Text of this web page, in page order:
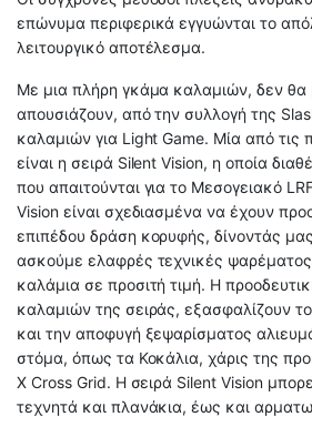
επώνυμα περιφερικά εγγυώνται το
λειτουργικό αποτέλεσμα.
Με μια πλήρη γκάμα καλαμιών, δεν
απουσιάζουν, από την συλλογή της
καλαμιών για Light Game. Μία από τις
είναι η σειρά Silent Vision, η οποία
που απαιτούνται για το Μεσογειακό
Vision είναι σχεδιασμένα να έχουν
επιπέδου δράση κορυφής, δίνοντάς
ασκούμε ελαφρές τεχνικές
καλάμια σε προσιτή τιμή. Η
καλαμιών της σειράς, εξασφαλίζουν
και την αποφυγή ξεψαρίσματος
στόμα, όπως τα Κοκάλια, χάρις της
Χ Cross Grid. Η σειρά Silent Vision
τεχνητά και πλανάκια, έως και